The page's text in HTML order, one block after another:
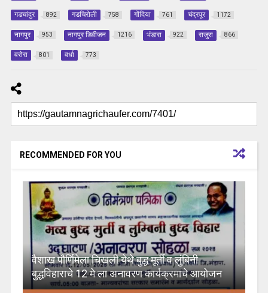
गडचांदुर 892 गडचिरोली 758 गोंदिया 761 चंद्रपूर 1172
नागपुर 953 नागपुर डिवीजन 1216 भंडारा 922 राजुरा 866
वरोरा 801 वर्धा 773
RECOMMENDED FOR YOU
वैशाख पौर्णिमेला चिखली येथे बुद्ध मूर्ती व लुंबिनी
बुद्धविहाराचे 12 मे ला अनावरण कार्यक्रमाचे आयोजन